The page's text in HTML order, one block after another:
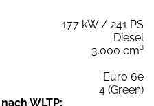
177 kW / 241 PS
Diesel
3.000 cm³
Euro 6e
4 (Green)
WLTP: